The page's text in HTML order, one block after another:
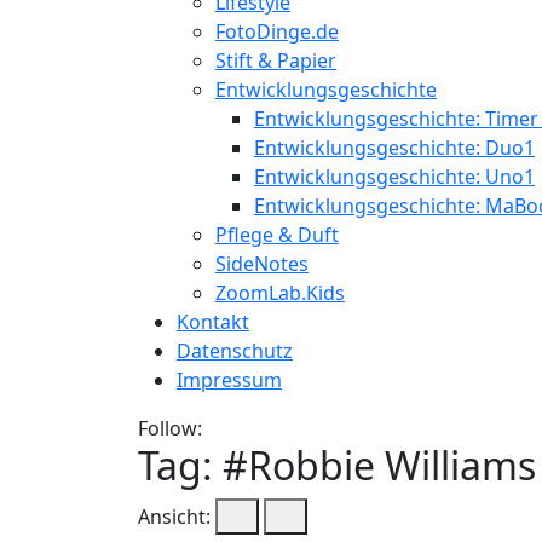
FotoDinge.de
Stift & Papier
Entwicklungsgeschichte
Entwicklungsgeschichte: Timer
Entwicklungsgeschichte: Duo1
Entwicklungsgeschichte: Uno1
Entwicklungsgeschichte:
Pflege & Duft
SideNotes
ZoomLab.Kids
Kontakt
Datenschutz
Impressum
Follow:
Tag: #Robbie Williams
Ansicht: